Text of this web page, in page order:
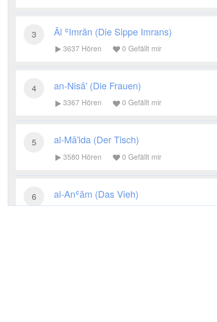
3 Āl ʿImrān (Die Sippe Imrans)
3637 Hören 0 Gefällt mir
4 an-Nisā' (Die Frauen)
3367 Hören 0 Gefällt mir
5 al-Mā'ida (Der Tisch)
3580 Hören 0 Gefällt mir
6 al-Anʿām (Das Vieh)